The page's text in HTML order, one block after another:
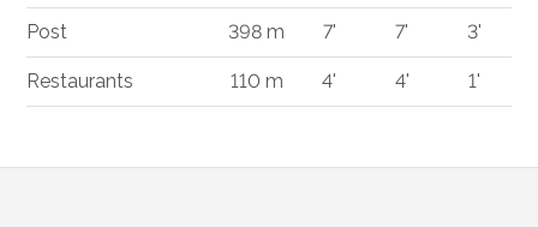
Post 398 m 7' 7' 3'
Restaurants 110 m 4' 4' 1'